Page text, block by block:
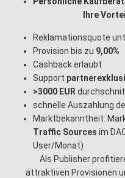
Ihre
Reklamationsquote
Provision bis zu 9,00%
Cashback erlaubt
Support
>3000 EUR
schnelle Auszahlung
Marktbekanntheit:
Traffic Sources im
User/Monat)
Als Publisher
attraktiven Provisionen